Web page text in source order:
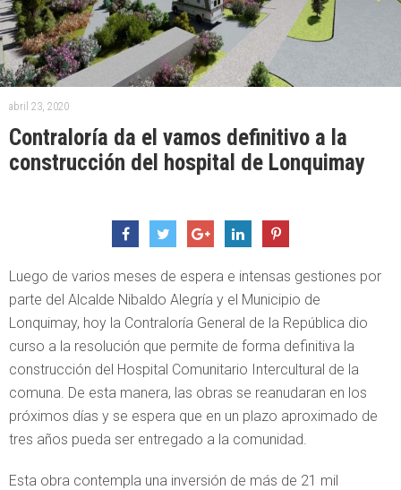
abril 23, 2020
Contraloría da el vamos definitivo a la
construcción del hospital de Lonquimay
Luego de varios meses de espera e intensas gestiones por
parte del Alcalde Nibaldo Alegría y el Municipio de
Lonquimay, hoy la Contraloría General de la República dio
curso a la resolución que permite de forma definitiva la
construcción del Hospital Comunitario Intercultural de la
comuna. De esta manera, las obras se reanudaran en los
próximos días y se espera que en un plazo aproximado de
tres años pueda ser entregado a la comunidad.
Esta obra contempla una inversión de más de 21 mil